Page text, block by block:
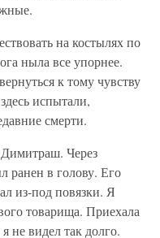
на костылях по
ныла все упорнее.
к тому чувству
испытали,
смерти.
Через
ранен в голову. Его
из-под повязки. Я
товарища. Приехала
не видел так долго.